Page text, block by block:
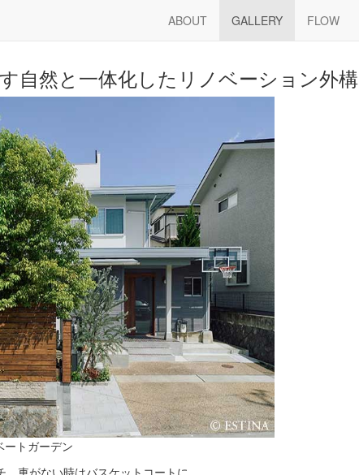
ABOUT GALLERY FLOW
― GALLERY ―
自然と一体化したリノベーション外構
ートガーデン